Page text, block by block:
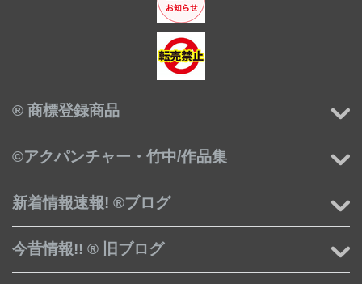
® 商標登録商品
©アクパンチャー・竹中/作品集
新着情報速報! ®ブログ
今昔情報!! ® 旧ブログ